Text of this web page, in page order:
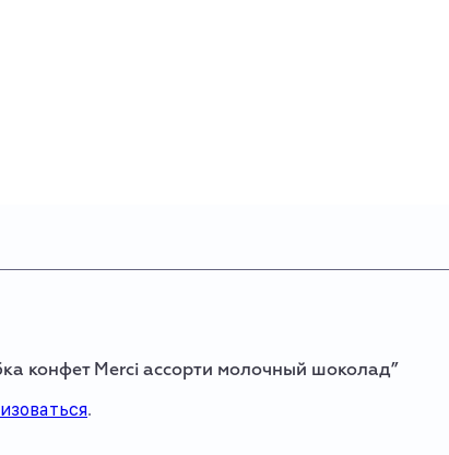
конфет Merci ассорти молочный шоколад”
.